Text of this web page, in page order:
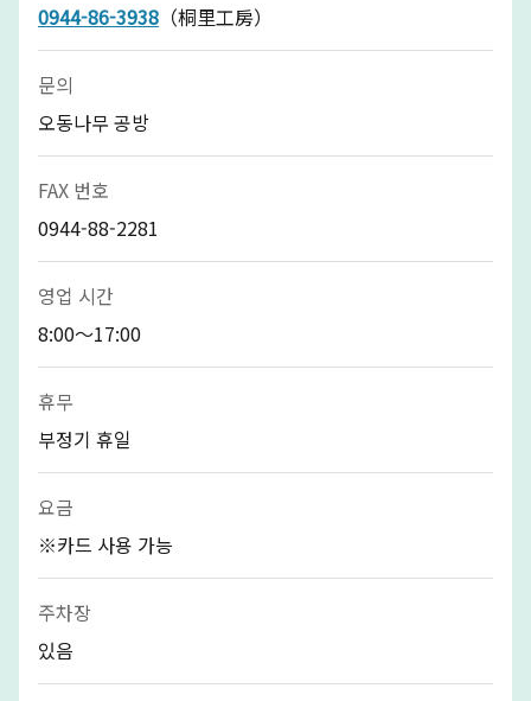
0944-86-3938 （桐里工房）
문의
오동나무 공방
FAX 번호
0944-88-2281
영업 시간
8:00～17:00
휴무
부정기 휴일
요금
※카드 사용 가능
주차장
있음